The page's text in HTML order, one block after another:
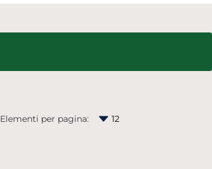
Elementi per pagina: